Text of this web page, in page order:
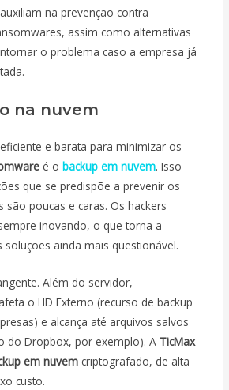
na prevenção contra
assim como alternativas
o problema caso a empresa já
na nuvem
e barata para minimizar os
é obackup em nuvem. Isso
que se predispõe a prevenir os
são poucas e caras. Os hackers
inovando, o que torna a
soluções ainda mais questionável.
Além do servidor,
afeta o HD Externo (recurso de backup
e alcança até arquivos salvos
do Dropbox, por exemplo). A TicMax
em nuvem criptografado, de alta
custo.